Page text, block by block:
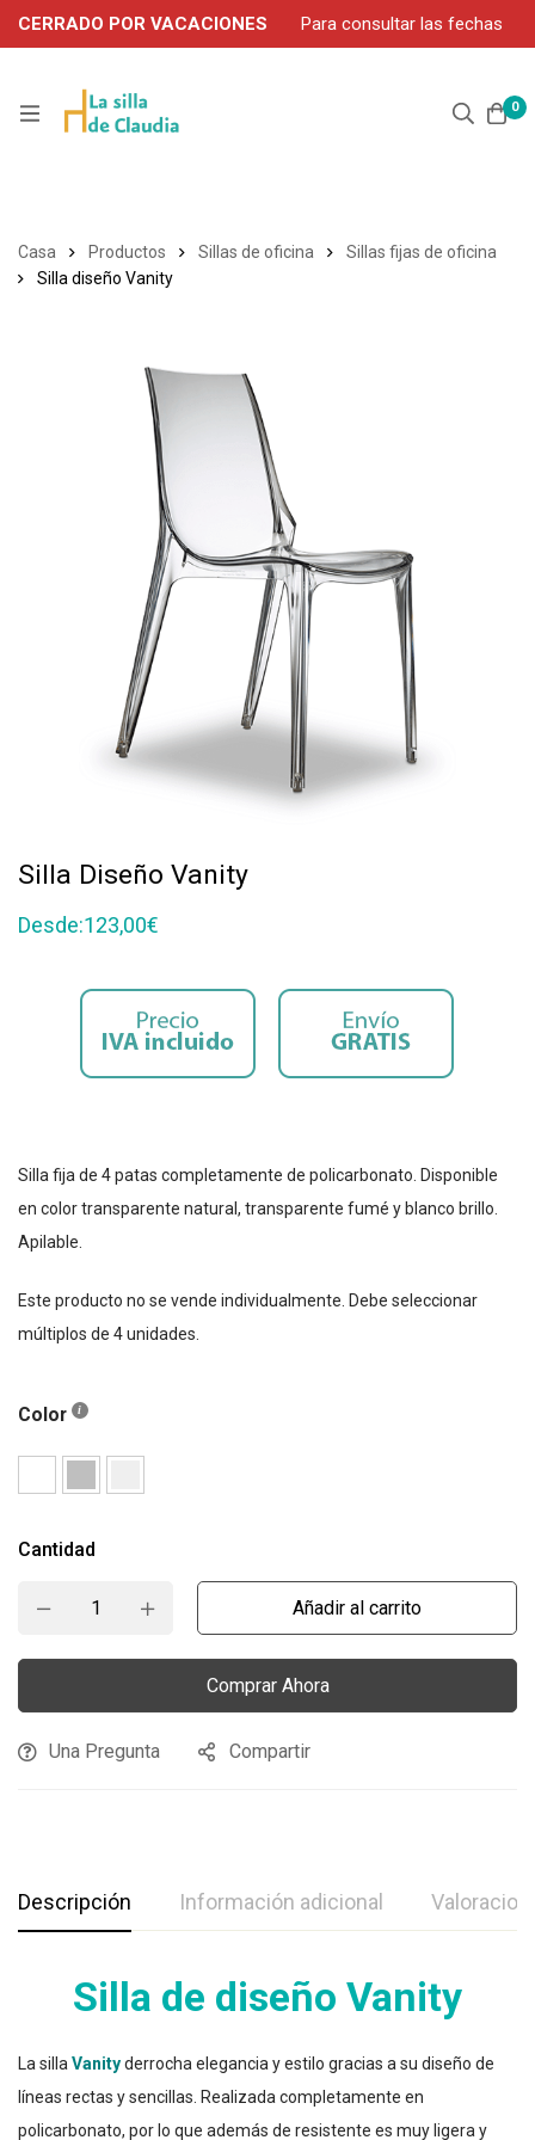
CERRADO POR VACACIONES
Para consultar las fechas
de servicio durante agosto, contacte por WhatsApp: 663 302
0
Casa Productos Sillas de oficina
Sillas fijas de oficina
Silla diseño Vanity
Silla Diseño Vanity
Desde:123,00€
Silla fija de 4 patas completamente de policarbonato. Disponible
en color transparente natural, transparente fumé y blanco brillo.
Apilable.
Este producto no se vende individualmente. Debe seleccionar
múltiplos de 4 unidades.
Color
Cantidad
Añadir al carrito
Comprar Ahora
Una Pregunta Compartir
Descripción Información adicional
Silla de diseño Vanity
La silla Vanityderrocha elegancia y estilo gracias a su diseño de
líneas rectas y sencillas. Realizada completamente en
policarbonato, por lo que además de resistente es muy ligera y